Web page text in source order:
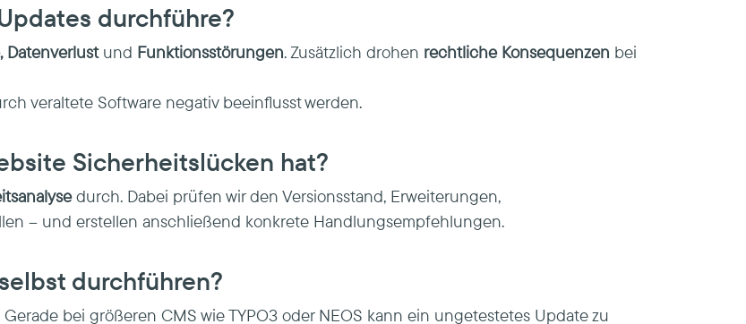
durchführe?
Datenverlustund Funktionsstörungen. Zusätzlich drohen rechtliche Konsequenzen bei
veraltete Software negativ beeinflusst werden.
Sicherheitslücken hat?
durch. Dabei prüfen wir den Versionsstand, Erweiterungen,
– und erstellen anschließend konkrete Handlungsempfehlungen.
durchführen?
bei größeren CMS wie TYPO3 oder NEOS kann ein ungetestetes Update zu